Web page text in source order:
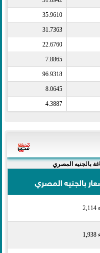
35.9610
31.7363
22.6760
7.8865
96.9318
8.0645
4.3887
بالجنيه المصري
بالجنيه المصري